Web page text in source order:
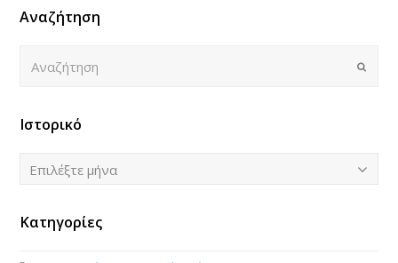
Αναζήτηση
Submit
Ιστορικό
Ιστορικό
Επιλέξτε μήνα
Κατηγορίες